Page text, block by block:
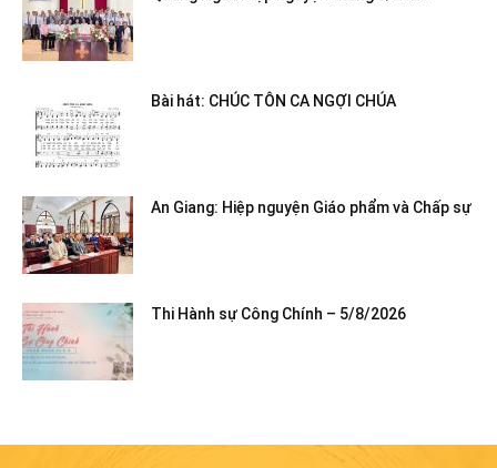
Bài hát: CHÚC TÔN CA NGỢI CHÚA
An Giang: Hiệp nguyện Giáo phẩm và Chấp sự
Thi Hành sự Công Chính – 5/8/2026